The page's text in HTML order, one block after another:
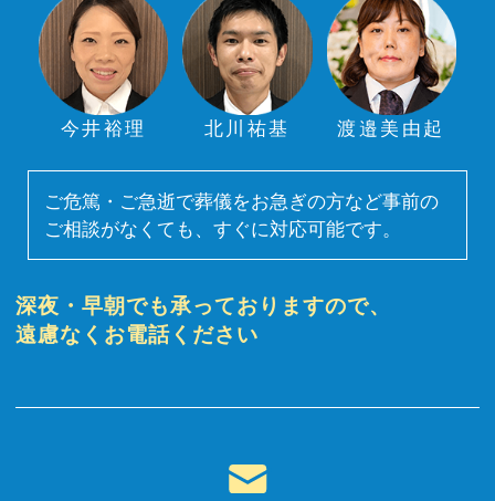
今井裕理 北川祐基 渡邉美由起
ご危篤・ご急逝で葬儀をお急ぎの方など事前の
ご相談がなくても、すぐに対応可能です。
深夜・早朝でも承っておりますので、
遠慮なくお電話ください